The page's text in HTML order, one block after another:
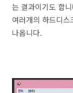
는 결과이기도 합
여러개의 하드디
나옵니다.